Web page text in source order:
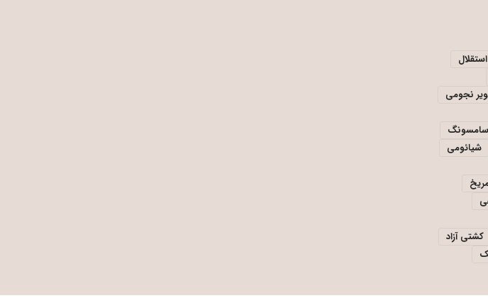
استقلال
نجومی
سامسونگ
شیائومی
کشتی آزاد